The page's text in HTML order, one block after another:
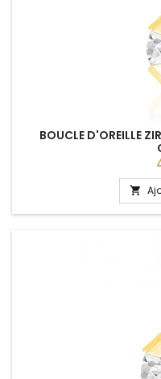
BOUCLE D'OREILLE
